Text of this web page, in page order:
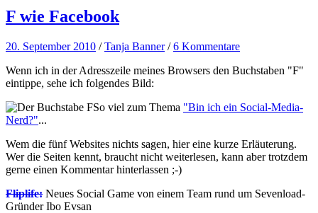
F wie Facebook
20. September 2010 /Tanja Banner /6 Kommentare
Wenn ich in der Adresszeile meines Browsers den Buchstaben "F"
eintippe, sehe ich folgendes Bild:
So viel zum Thema "Bin ich ein Social-Media-
Nerd?"...
Wem die fünf Websites nichts sagen, hier eine kurze Erläuterung.
Wer die Seiten kennt, braucht nicht weiterlesen, kann aber trotzdem
gerne einen Kommentar hinterlassen ;-)
Fliplife: Neues Social Game von einem Team rund um Sevenload-
Gründer Ibo Evsan